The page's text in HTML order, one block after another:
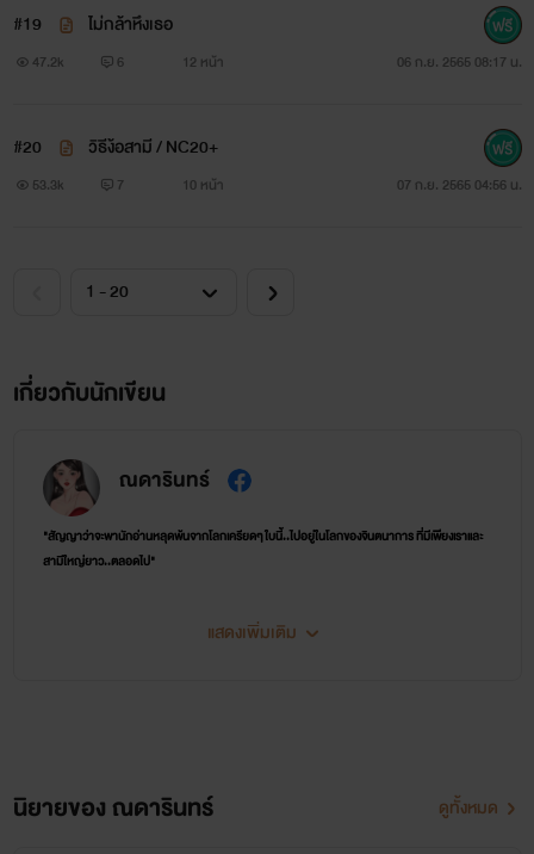
#19 ไม่กล้าหึงเธอ
47.2k 6 12 หน้า 06 ก.ย. 2565 08:17 น.
#20 วิธีง้อสามี / NC20+
53.3k 7 10 หน้า 07 ก.ย. 2565 04:56 น.
เกี่ยวกับนักเขียน
ณดารินทร์
"สัญญาว่าจะพานักอ่านหลุดพ้นจากโลกเครียดๆ ใบนี้..ไปอยู่ในโลกของจินตนาการ ที่มีเพียงเราและ
สามีใหญ่ยาว..ตลอดไป"
แสดงเพิ่มเติม
นิยายของ ณดารินทร์ ดูทั้งหมด